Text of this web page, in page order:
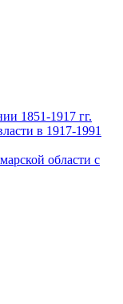
1851-1917 гг.
в 1917-1991
области с